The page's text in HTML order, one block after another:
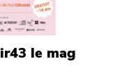
le mag